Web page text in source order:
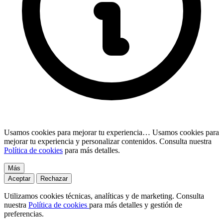
Usamos cookies para mejorar tu experiencia… Usamos cookies para
mejorar tu experiencia y personalizar contenidos. Consulta nuestra
Política de cookies para más detalles.
Más
Aceptar
Rechazar
Utilizamos cookies técnicas, analíticas y de marketing. Consulta
nuestra Política de cookies para más detalles y gestión de
preferencias.